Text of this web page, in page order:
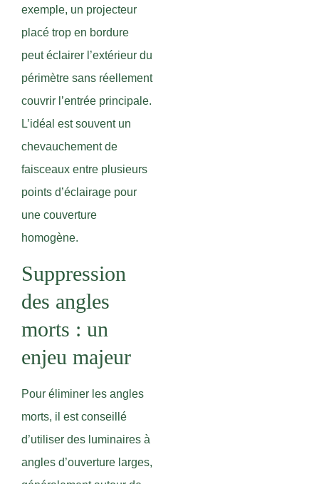
exemple, un projecteur
placé trop en bordure
peut éclairer l’extérieur du
périmètre sans réellement
couvrir l’entrée principale.
L’idéal est souvent un
chevauchement de
faisceaux entre plusieurs
points d’éclairage pour
une couverture
homogène.
Suppression
des angles
morts : un
enjeu majeur
Pour éliminer les angles
morts, il est conseillé
d’utiliser des luminaires à
angles d’ouverture larges,